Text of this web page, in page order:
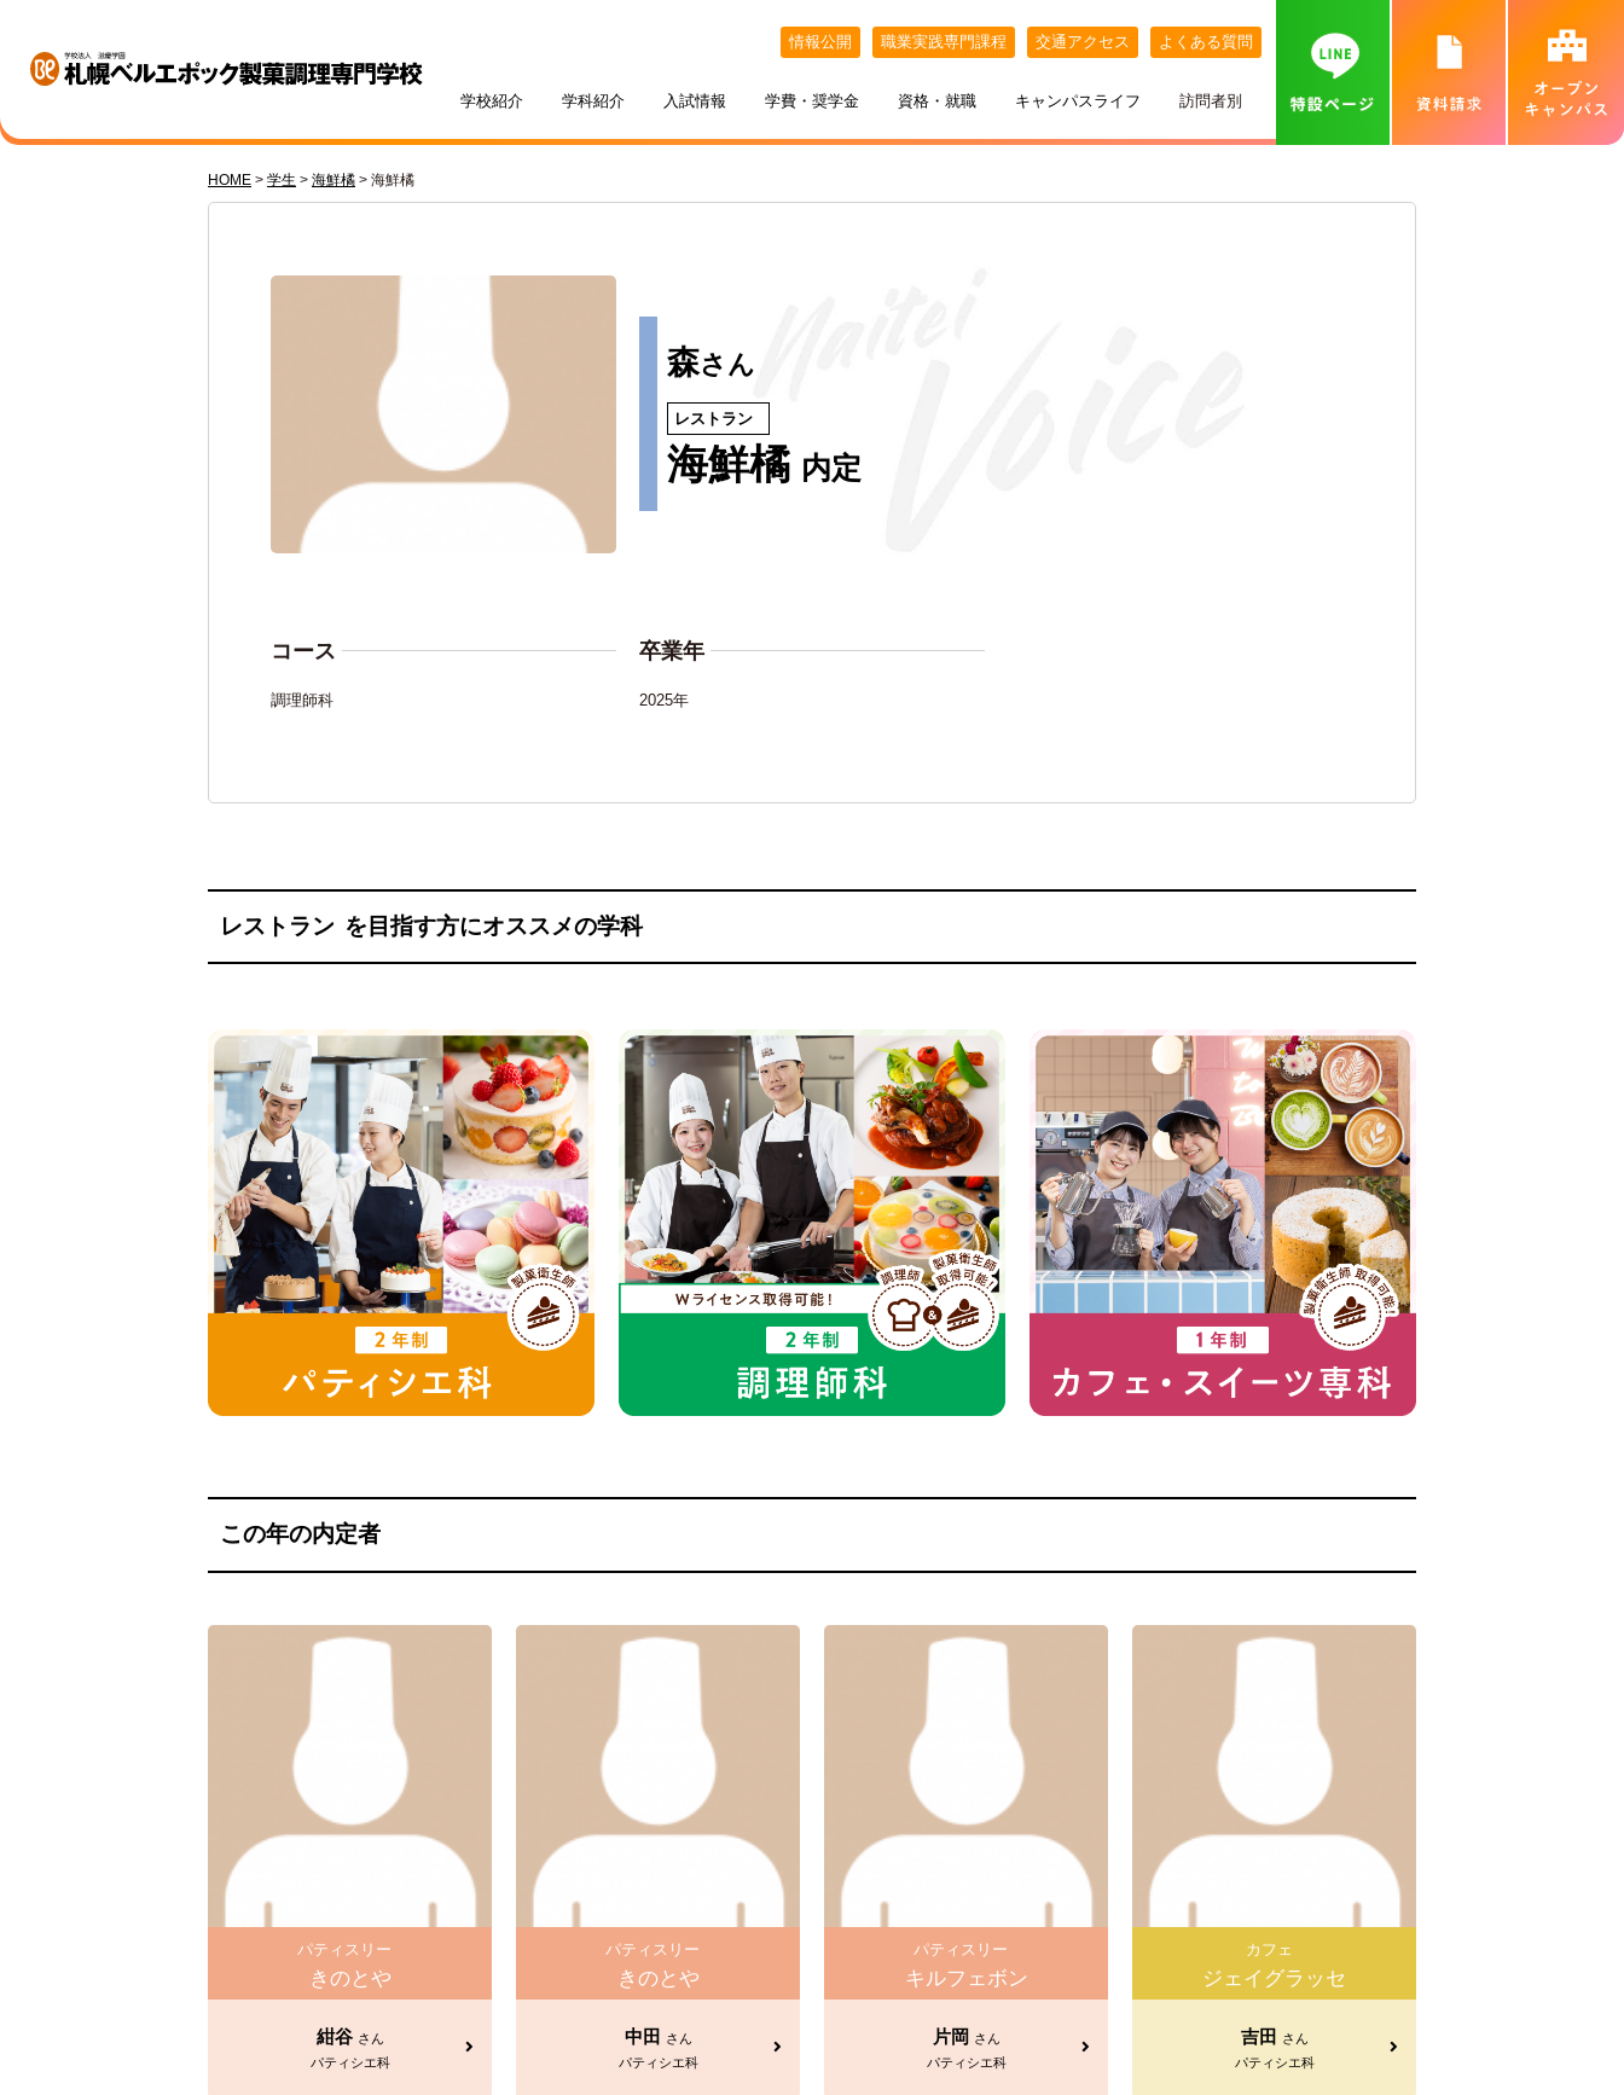
情報公開 職業実践専門課程 交通アクセス よくある質問
学校紹介
学校紹介
先輩が教える札幌ベルの魅力
講師紹介
学科紹介
学科・専攻紹介
調理師科 カフェ・スイーツ専科
めざす職業
入試情報
入試情報
総合型選抜（AO入試）
ネット出願について
学費・奨学金
学費・奨学金
学費サポート
特待生制度
資格・就職
資格・就職
就職サポート
めざす資格
キャンパスライフ
キャンパスライフ
年間スケジュール
カバンの中身紹介
訪問者別
訪問者別
社会人・フリーター・大学生の方へ
留学生の方へ
オープンキャンパス
オンラインオープンキャンパス
個別相談会（オンラインあり）
HOME > 学生 > 海鮮橘 > 海鮮橘
森さん
レストラン
海鮮橘 内定
コース
調理師科
卒業年
2025年
レストラン を目指す方にオススメの学科
この年の内定者
パティスリー
きのとや
紺谷 さん
パティシエ科
パティスリー
きのとや
中田
さん
パティシエ科
パティスリー
キルフェボン
片岡 さん
パティシエ科
カフェ
ジェイグラッセ
吉田
さん
パティシエ科